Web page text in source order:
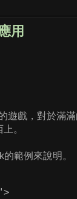
用
遊戲，對於滿
。
範例來說明。